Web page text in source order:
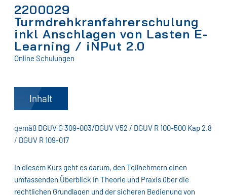
2200029
Turmdrehkranfahrerschulung
inkl Anschlagen von Lasten E-
Learning / iNPut 2.0
Online Schulungen
Inhalt
gemäß DGUV G 309-003/DGUV V52 / DGUV R 100-500 Kap 2.8
/ DGUV R 109-017
In diesem Kurs geht es darum, den Teilnehmern einen
umfassenden Überblick in Theorie und Praxis über die
rechtlichen Grundlagen und der sicheren Bedienung von